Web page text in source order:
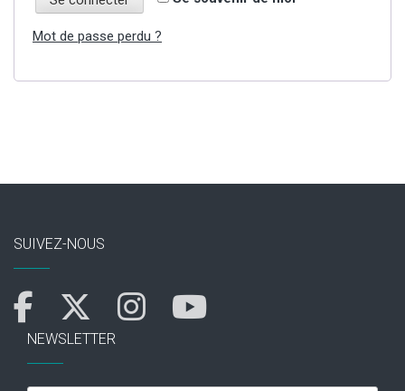
Mot de passe perdu ?
SUIVEZ-NOUS
NEWSLETTER